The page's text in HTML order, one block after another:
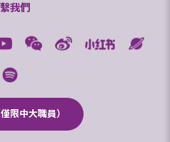
我們
限中大職員）